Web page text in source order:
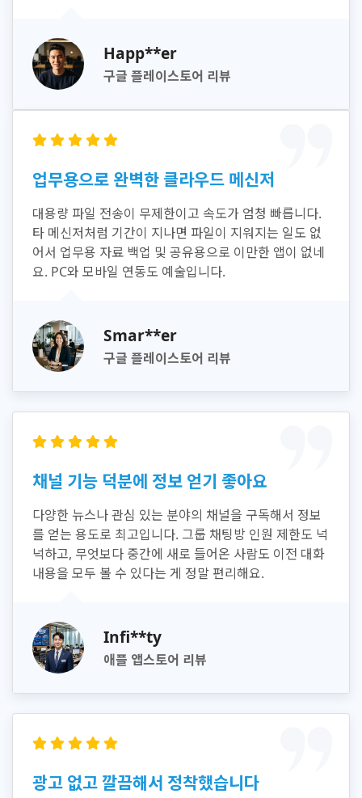
Happ**er
구글 플레이스토어 리뷰
업무용으로 완벽한 클라우드 메신저
대용량 파일 전송이 무제한이고 속도가 엄청 빠릅니다.
타 메신저처럼 기간이 지나면 파일이 지워지는 일도 없
어서 업무용 자료 백업 및 공유용으로 이만한 앱이 없네
요. PC와 모바일 연동도 예술입니다.
Smar**er
구글 플레이스토어 리뷰
채널 기능 덕분에 정보 얻기 좋아요
다양한 뉴스나 관심 있는 분야의 채널을 구독해서 정보
를 얻는 용도로 최고입니다. 그룹 채팅방 인원 제한도 넉
넉하고, 무엇보다 중간에 새로 들어온 사람도 이전 대화
내용을 모두 볼 수 있다는 게 정말 편리해요.
Infi**ty
애플 앱스토어 리뷰
광고 없고 깔끔해서 정착했습니다